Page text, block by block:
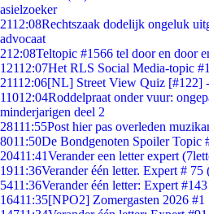
asielzoeker
2112:08Rechtszaak dodelijk ongeluk
advocaat
212:08Teltopic #1566 tel door en door
12112:07Het RLS Social Media-topic
21112:06[NL] Street View Quiz [#122]
11012:04Roddelpraat onder vuur:
minderjarigen deel 2
28111:55Post hier pas overleden
8011:50De Bondgenoten Spoiler Topic
20411:41Verander een letter expert
1911:36Verander één letter. Expert # 75
5411:36Verander één letter: Expert
16411:35[NPO2] Zomergasten 2026 #1